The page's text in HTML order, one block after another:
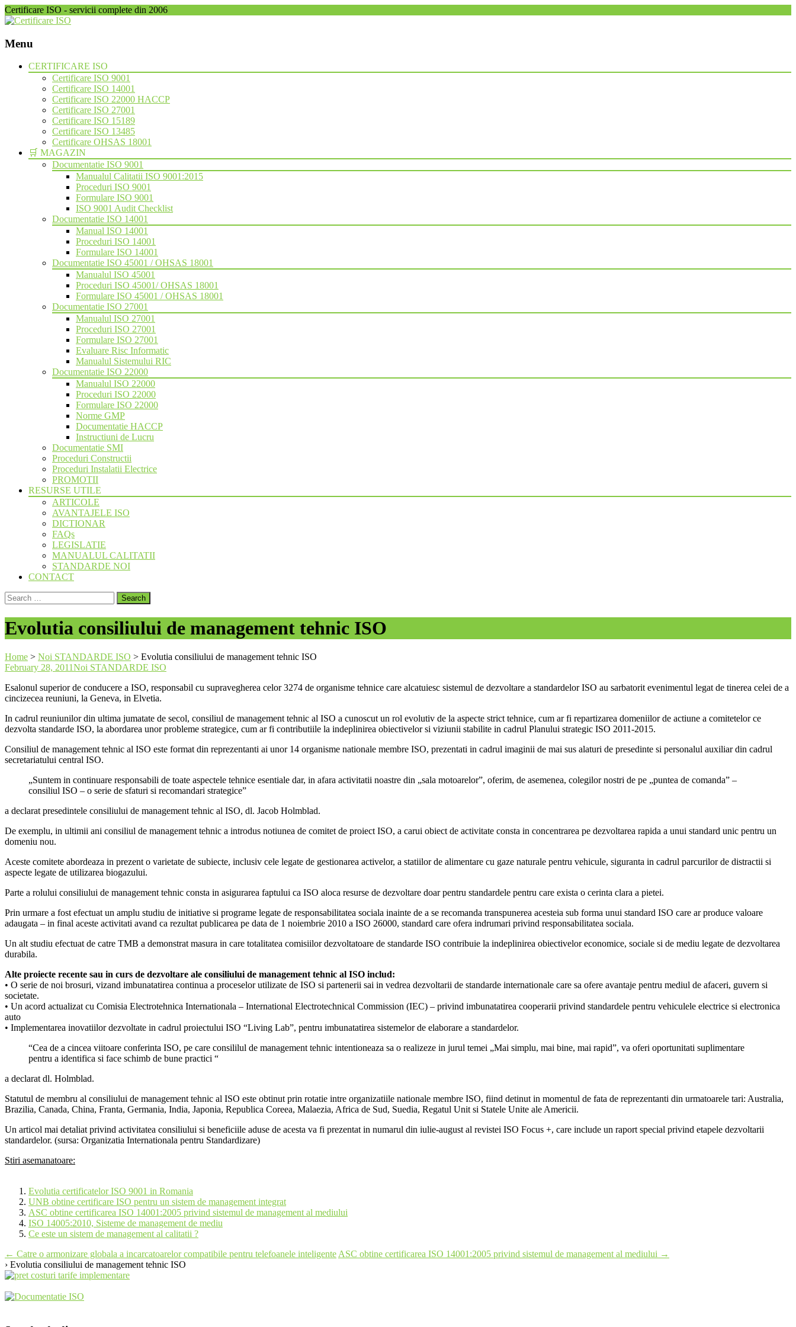
Certificare ISO - servicii complete din 2006
Menu
Skip
CERTIFICARE ISO
Certificare ISO 9001
Certificare ISO 14001
Certificare ISO 22000 HACCP
Certificare ISO 27001
Certificare ISO 15189
Certificare ISO 13485
Certificare OHSAS 18001
🛒 MAGAZIN
Documentatie ISO 9001
Manualul Calitatii ISO 9001:2015
Proceduri ISO 9001
Formulare ISO 9001
ISO 9001 Audit Checklist
Documentatie ISO 14001
Manual ISO 14001
Proceduri ISO 14001
Formulare ISO 14001
Documentatie ISO 45001 / OHSAS 18001
Manualul ISO 45001
Proceduri ISO 45001/ OHSAS 18001
Formulare ISO 45001 / OHSAS 18001
Documentatie ISO 27001
Manualul ISO 27001
Proceduri ISO 27001
Formulare ISO 27001
Evaluare Risc Informatic
Manualul Sistemului RIC
Documentatie ISO 22000
Manualul ISO 22000
Proceduri ISO 22000
Formulare ISO 22000
Norme GMP
Documentatie HACCP
Instructiuni de Lucru
Documentatie SMI
Proceduri Constructii
Proceduri Instalatii Electrice
PROMOTII
RESURSE UTILE
ARTICOLE
AVANTAJELE ISO
DICTIONAR
FAQs
LEGISLATIE
MANUALUL CALITATII
STANDARDE NOI
CONTACT
Search
for:
Evolutia consiliului de management tehnic ISO
Home > Noi STANDARDE ISO > Evolutia consiliului de management tehnic ISO
February 28, 2011Noi STANDARDE ISO
Esalonul superior de conducere a ISO, responsabil cu supravegherea celor 3274 de organisme tehnice care alcatuiesc sistemul de dezvoltare a standardelor ISO au sarbatorit evenimentul legat de tinerea celei de a
cincizecea reuniuni, la Geneva, in Elvetia.
In cadrul reuniunilor din ultima jumatate de secol, consiliul de management tehnic al ISO a cunoscut un rol evolutiv de la aspecte strict tehnice, cum ar fi repartizarea domeniilor de actiune a comitetelor ce
dezvolta standarde ISO, la abordarea unor probleme strategice, cum ar fi contributiile la indeplinirea obiectivelor si viziunii stabilite in cadrul Planului strategic ISO 2011-2015.
Consiliul de management tehnic al ISO este format din reprezentanti ai unor 14 organisme nationale membre ISO, prezentati in cadrul imaginii de mai sus alaturi de presedinte si personalul auxiliar din cadrul
secretariatului central ISO.
„Suntem in continuare responsabili de toate aspectele tehnice esentiale dar, in afara activitatii noastre din „sala motoarelor”, oferim, de asemenea, colegilor nostri de pe „puntea de comanda” –
consiliul ISO – o serie de sfaturi si recomandari strategice”
a declarat presedintele consiliului de management tehnic al ISO, dl. Jacob Holmblad.
De exemplu, in ultimii ani consiliul de management tehnic a introdus notiunea de comitet de proiect ISO, a carui obiect de activitate consta in concentrarea pe dezvoltarea rapida a unui standard unic pentru un
domeniu nou.
Aceste comitete abordeaza in prezent o varietate de subiecte, inclusiv cele legate de gestionarea activelor, a statiilor de alimentare cu gaze naturale pentru vehicule, siguranta in cadrul parcurilor de distractii si
aspecte legate de utilizarea biogazului.
Parte a rolului consiliului de management tehnic consta in asigurarea faptului ca ISO aloca resurse de dezvoltare doar pentru standardele pentru care exista o cerinta clara a pietei.
Prin urmare a fost efectuat un amplu studiu de initiative si programe legate de responsabilitatea sociala inainte de a se recomanda transpunerea acesteia sub forma unui standard ISO care ar produce valoare
adaugata – in final aceste activitati avand ca rezultat publicarea pe data de 1 noiembrie 2010 a ISO 26000, standard care ofera indrumari privind responsabilitatea sociala.
Un alt studiu efectuat de catre TMB a demonstrat masura in care totalitatea comisiilor dezvoltatoare de standarde ISO contribuie la indeplinirea obiectivelor economice, sociale si de mediu legate de dezvoltarea
durabila.
Alte proiecte recente sau in curs de dezvoltare ale consiliului de management tehnic al ISO includ:
• O serie de noi brosuri, vizand imbunatatirea continua a proceselor utilizate de ISO si partenerii sai in vedrea dezvoltarii de standarde internationale care sa ofere avantaje pentru mediul de afaceri, guvern si
societate.
• Un acord actualizat cu Comisia Electrotehnica Internationala – International Electrotechnical Commission (IEC) – privind imbunatatirea cooperarii privind standardele pentru vehiculele electrice si electronica
auto
• Implementarea inovatiilor dezvoltate in cadrul proiectului ISO “Living Lab”, pentru imbunatatirea sistemelor de elaborare a standardelor.
“Cea de a cincea viitoare conferinta ISO, pe care consililul de management tehnic intentioneaza sa o realizeze in jurul temei „Mai simplu, mai bine, mai rapid”, va oferi oportunitati suplimentare
pentru a identifica si face schimb de bune practici “
a declarat dl. Holmblad.
Statutul de membru al consiliului de management tehnic al ISO este obtinut prin rotatie intre organizatiile nationale membre ISO, fiind detinut in momentul de fata de reprezentanti din urmatoarele tari: Australia,
Brazilia, Canada, China, Franta, Germania, India, Japonia, Republica Coreea, Malaezia, Africa de Sud, Suedia, Regatul Unit si Statele Unite ale Americii.
Un articol mai detaliat privind activitatea consiliului si beneficiile aduse de acesta va fi prezentat in numarul din iulie-august al revistei ISO Focus +, care include un raport special privind etapele dezvoltarii
standardelor. (sursa: Organizatia Internationala pentru Standardizare)
Stiri asemanatoare:
Evolutia certificatelor ISO 9001 in Romania
UNB obtine certificare ISO pentru un sistem de management integrat
ASC obtine certificarea ISO 14001:2005 privind sistemul de management al mediului
ISO 14005:2010, Sisteme de management de mediu
Ce este un sistem de management al calitatii ?
Post
navigation
← Catre o armonizare globala a incarcatoarelor compatibile pentru telefoanele inteligente ASC obtine certificarea ISO 14001:2005 privind sistemul de management al mediului →
› Evolutia consiliului de management tehnic ISO